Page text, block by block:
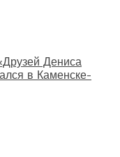
Дениса
в Каменске-